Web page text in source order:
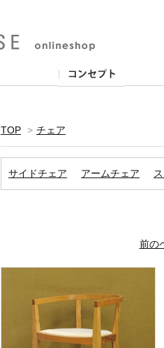
TOP > チェア
サイドチェア アームチェア
前の